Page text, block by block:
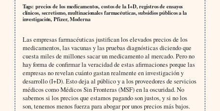
Tags: precios de los medicamentos, costos de la I+D, registros de ensayos
clínicos, secretismo, multinacionales farmacéuticas, subsidios públicos a la
investigación, Pfizer, Moderna
Las empresas farmacéuticas justifican los elevados precios de los
medicamentos, las vacunas y las pruebas diagnósticas diciendo que
cuesta miles de millones sacar un medicamento al mercado. Pero no
hay forma de confirmar la veracidad de estas afirmaciones porque las
empresas no revelan cuánto gastan realmente en investigación y
desarrollo (I+D). Esto deja al público y a los proveedores de servicios
médicos como Médicos Sin Fronteras (MSF) en la oscuridad. No
sabemos si los precios que estamos pagando son justos, y si no los
son, tenemos menos fuerza para abogar por unos precios más bajos.